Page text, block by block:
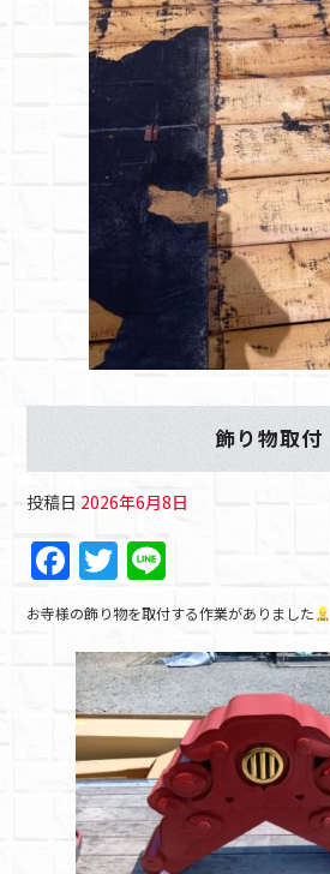
飾り物取付
投稿日 2026年6月8日
F
a
c
e
b
o
o
k
T
w
itt
er
n
e
お寺様の飾り物を取付する作業がありました